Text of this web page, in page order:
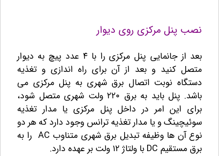
نصب پنل مرکزی روی دیوار
بعد از جانمایی پنل مرکزی را با ۴ عدد پیچ به دیوار
متصل کنید و بعد از آن برای راه اندازی و تغذیه
دستگاه نوبت اتصال برق شهری به پنل مرکزی می
باشد. پنل باید به برق ۲۲۰ ولت شهری متصل شود،
برای این امر در داخل پنل مرکزی یا مدار تغذیه
سوئیچینگ و یا مدار تغذیه ترانس وجود دارد که هر دو
نوع آن ها وظیفه تبدیل برق شهری متناوب AC را به
برق مستقیم DC با ولتاژ ۱۲ ولت بر عهده دارد.